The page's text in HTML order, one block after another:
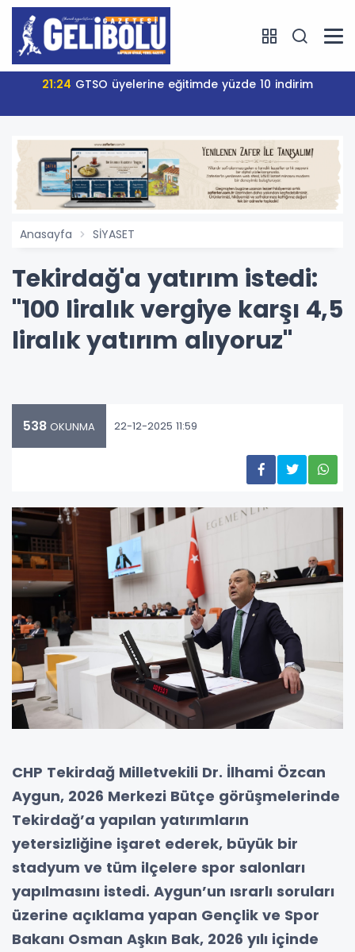
21:24 GTSO üyelerine eğitimde yüzde 10 indirim
Anasayfa SİYASET
Tekirdağ'a yatırım istedi:
"100 liralık vergiye karşı 4,5
liralık yatırım alıyoruz"
538 OKUNMA 22-12-2025 11:59
CHP Tekirdağ Milletvekili Dr. İlhami Özcan
Aygun, 2026 Merkezi Bütçe görüşmelerinde
Tekirdağ’a yapılan yatırımların
yetersizliğine işaret ederek, büyük bir
stadyum ve tüm ilçelere spor salonları
yapılmasını istedi. Aygun’un ısrarlı soruları
üzerine açıklama yapan Gençlik ve Spor
Bakanı Osman Aşkın Bak, 2026 yılı içinde